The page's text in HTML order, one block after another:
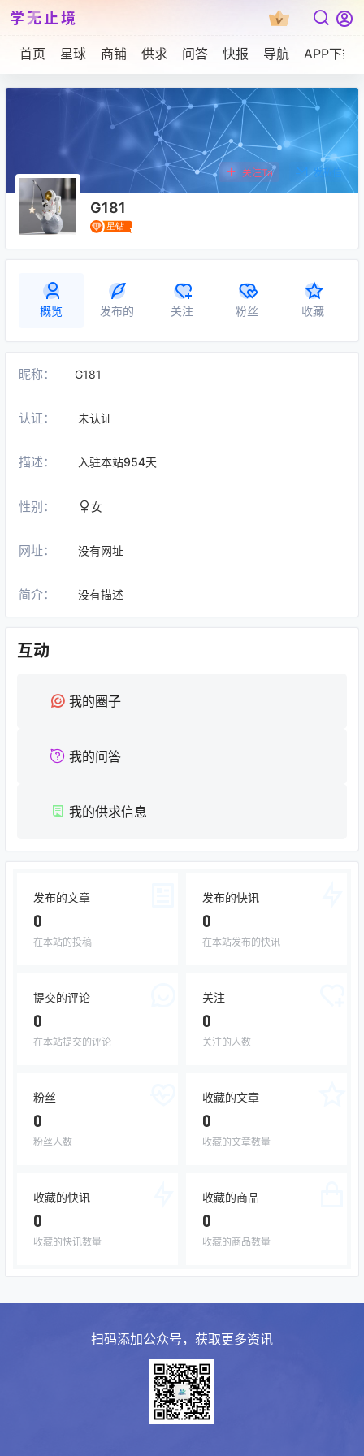
学无止境
首页 星球 商铺 供求 问答 快报 导航 APP下载
G181
关注Ta 发私信
概览 发布的 关注 粉丝 收藏
昵称： G181
认证： 未认证
描述： 入驻本站954天
性别： 女
网址： 没有网址
简介： 没有描述
互动
我的圈子
我的问答
我的供求信息
发布的文章
0
在本站的投稿
发布的快讯
0
在本站发布的快讯
提交的评论
0
在本站提交的评论
关注
0
关注的人数
粉丝
0
粉丝人数
收藏的文章
0
收藏的文章数量
收藏的快讯
0
收藏的快讯数量
收藏的商品
0
收藏的商品数量
扫码添加公众号，获取更多资讯